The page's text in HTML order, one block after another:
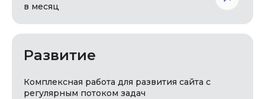
в месяц
Развитие
Комплексная работа для развития сайта с
регулярным потоком задач